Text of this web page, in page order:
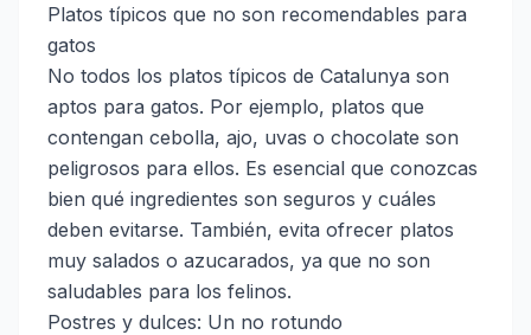
Platos típicos que no son recomendables para
gatos
No todos los platos típicos de Catalunya son
aptos para gatos. Por ejemplo, platos que
contengan cebolla, ajo, uvas o chocolate son
peligrosos para ellos. Es esencial que conozcas
bien qué ingredientes son seguros y cuáles
deben evitarse. También, evita ofrecer platos
muy salados o azucarados, ya que no son
saludables para los felinos.
Postres y dulces: Un no rotundo